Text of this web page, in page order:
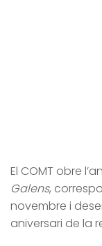
El COMT obre
Galens,
novembre i
aniversari de la